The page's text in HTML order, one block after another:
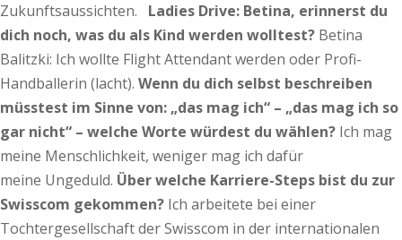
Zukunftsaussichten. Ladies Drive: Betina, erinnerst du
dich noch, was du als Kind werden wolltest? Betina
Balitzki: Ich wollte Flight Attendant werden oder Profi-
Handballerin (lacht). Wenn du dich selbst beschreiben
müsstest im Sinne von: „das mag ich“ – „das mag ich so
gar nicht“ – welche Worte würdest du wählen? Ich mag
meine Menschlichkeit, weniger mag ich dafür
meine Ungeduld. Über welche Karriere-Steps bist du zur
Swisscom gekommen? Ich arbeitete bei einer
Tochtergesellschaft der Swisscom in der internationalen